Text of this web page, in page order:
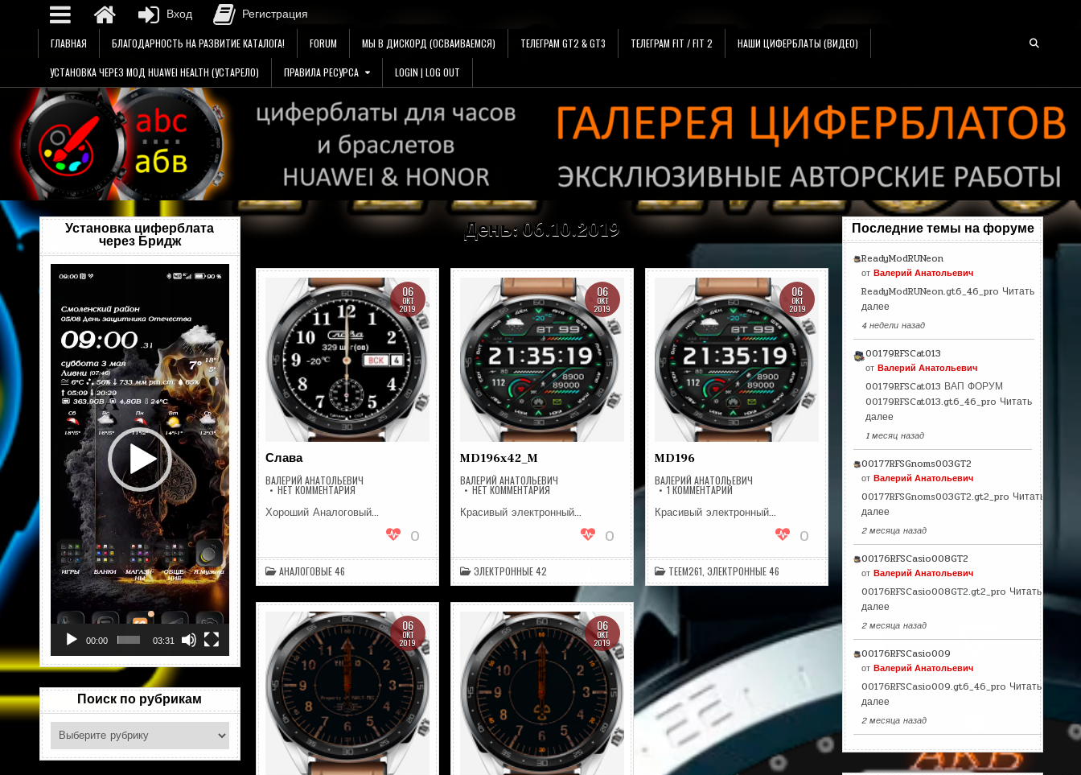
содержимому
ГЛАВНАЯ БЛАГОДАРНОСТЬ НА РАЗВИТИЕ КАТАЛОГА! FORUM МЫ В ДИСКОРД (ОСВАИВАЕМСЯ) ТЕЛЕГРАМ GT2 & GT3 ТЕЛЕГРАМ FIT / FIT 2 НАШИ ЦИФЕРБЛАТЫ (ВИДЕО)
УСТАНОВКА ЧЕРЕЗ МОД HUAWEI HEALTH (УСТАРЕЛО) ПРАВИЛА РЕСУРСА LOGIN | LOG OUT
Установка циферблата
через Бридж
Видеоплеер
00:00 03:31
Поиск по рубрикам
Поиск
рубрикам
День:06.10.2019
06
ОКТ
2019
Слава
ВАЛЕРИЙ АНАТОЛЬЕВИЧ
НЕТ КОММЕНТАРИЯНА
СЛАВА
Хороший Аналоговый…
0
АНАЛОГОВЫЕ 46
06
ОКТ
2019
MD196x42_M
ВАЛЕРИЙ АНАТОЛЬЕВИЧ
НЕТ КОММЕНТАРИЯНА
MD196X42_M
Красивый электронный…
0
ЭЛЕКТРОННЫЕ 42
06
ОКТ
2019
MD196
ВАЛЕРИЙ АНАТОЛЬЕВИЧ
1 КОММЕНТАРИЙК
MD196
Красивый электронный…
0
TEEM261 ,ЭЛЕКТРОННЫЕ 46
06
ОКТ
2019
06
ОКТ
2019
Последние темы на форуме
ReadyModRUNeon
от Валерий Анатольевич
ReadyModRUNeon.gt6_46_pro Читать
далее
4 недели назад
00179RFSCat013
от Валерий Анатольевич
00179RFSCat013 ВАП ФОРУМ
00179RFSCat013.gt6_46_pro Читать
далее
1 месяц назад
00177RFSGnoms003GT2
от Валерий Анатольевич
00177RFSGnoms003GT2.gt2_pro Читать
далее
2 месяца назад
00176RFSCasio008GT2
от Валерий Анатольевич
00176RFSCasio008GT2.gt2_pro Читать
далее
2 месяца назад
00176RFSCasio009
от Валерий Анатольевич
00176RFSCasio009.gt6_46_pro Читать
далее
2 месяца назад
Вход Регистрация